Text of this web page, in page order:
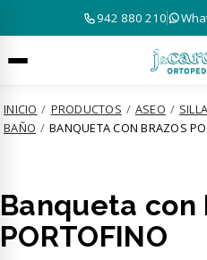
942 880 210
INICIO / PRODUCTOS / ASEO /
BAÑO / BANQUETA CON BRAZOS
Banqueta con
PORTOFINO